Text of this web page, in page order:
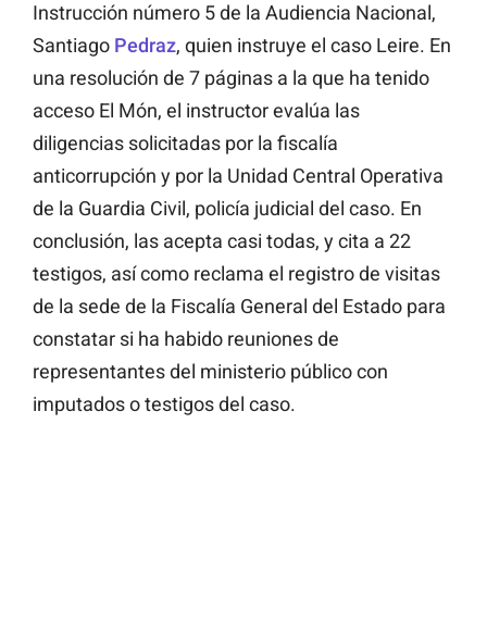
Instrucción número 5 de la Audiencia Nacional,
Santiago Pedraz, quien instruye el caso Leire. En
una resolución de 7 páginas a la que ha tenido
acceso El Món, el instructor evalúa las
diligencias solicitadas por la fiscalía
anticorrupción y por la Unidad Central Operativa
de la Guardia Civil, policía judicial del caso. En
conclusión, las acepta casi todas, y cita a 22
testigos, así como reclama el registro de visitas
de la sede de la Fiscalía General del Estado para
constatar si ha habido reuniones de
representantes del ministerio público con
imputados o testigos del caso.